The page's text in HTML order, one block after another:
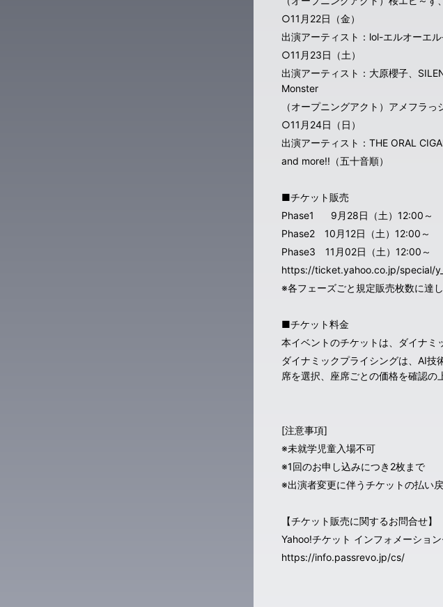
○11月22日（金）
出演アーティスト：lol-エルオーエ
○11月23日（土）
出演アーティスト：大原櫻子、
Monster
（オープニングアクト）アメフラ
○11月24日（日）
出演アーティスト：THE ORAL
and more!!（五十音順）
■チケット販売
Phase1 9月28日（土）12:00～
Phase2 10月12日（土）12:00～
Phase3 11月02日（土）12:00～
https://ticket.yahoo.co.jp/special/
※各フェーズごと規定販売枚数に達
■チケット料金
本イベントのチケットは、ダイナミ
ダイナミックプライシングは、AI
席を選択、座席ごとの価格を確認の
[注意事項]
※未就学児童入場不可
※1回のお申し込みにつき2枚まで
※出演者変更に伴うチケットの払い
【チケット販売に関するお問合せ】
Yahoo!チケット インフォメーショ
https://info.passrevo.jp/cs/